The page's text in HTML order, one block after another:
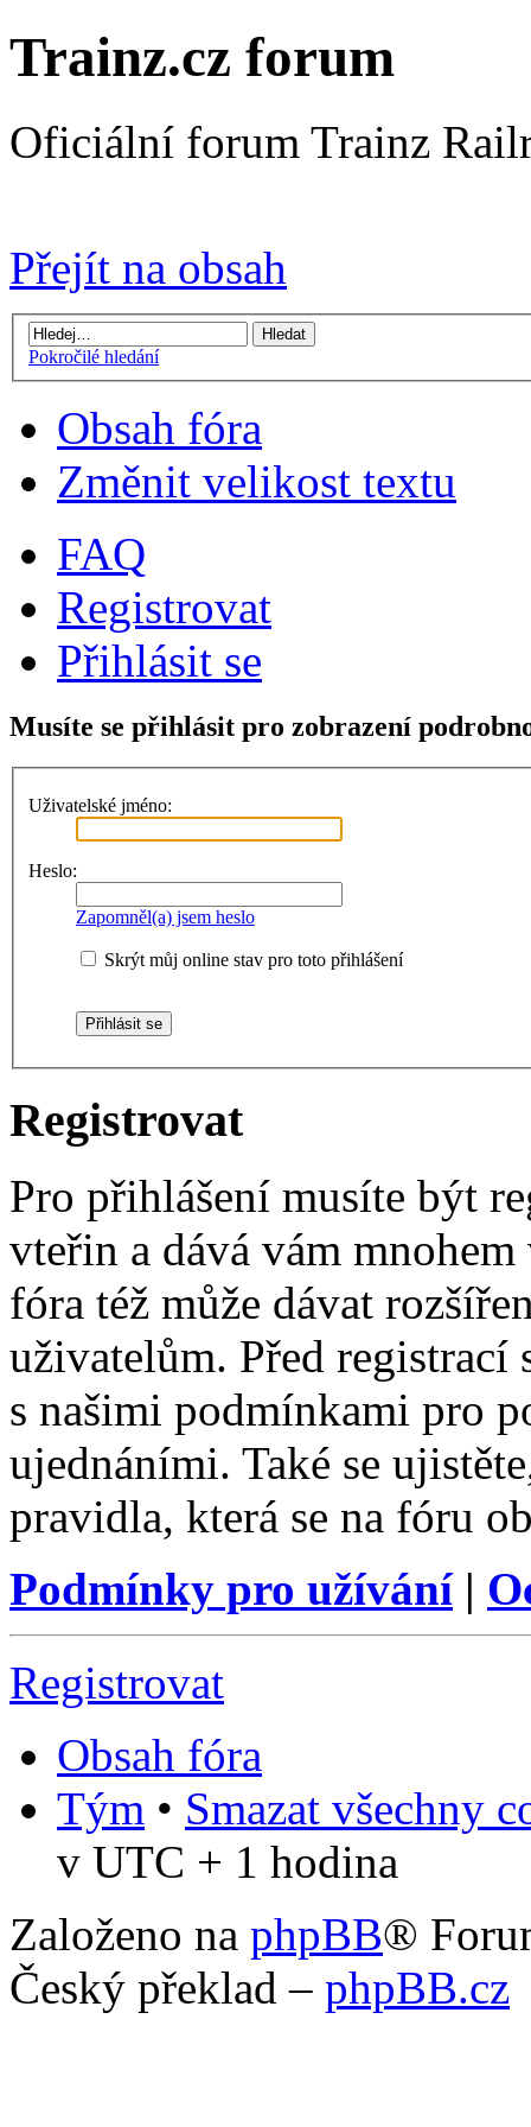
Trainz.cz forum
Oficiální forum Trainz
Přejít na obsah
Pokročilé hledání
Obsah fóra
Změnit velikost textu
FAQ
Registrovat
Přihlásit se
Musíte se přihlásit pro zobrazení
Uživatelské jméno:
Heslo:
Zapomněl(a) jsem heslo
Skrýt můj online stav pro toto přihlášení
Registrovat
Pro přihlášení musíte být
vteřin a dává vám
fóra též může dávat
uživatelům. Před registrací
s našimi podmínkami pro
ujednáními. Také se
pravidla, která se na fóru
Podmínky pro užívání|
Registrovat
Obsah fóra
Tým • Smazat všechny
v UTC + 1 hodina
Založeno na phpBB®
Český překlad – phpBB.cz